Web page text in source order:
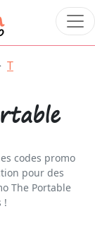
T
codes promo
pour des
The Portable
!